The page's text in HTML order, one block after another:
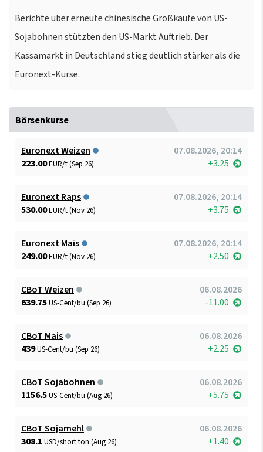
Berichte über erneute chinesische Großkäufe von US-
Sojabohnen stützten den US-Markt Auftrieb. Der
Kassamarkt in Deutschland stieg deutlich stärker als die
Euronext-Kurse.
Börsenkurse
Euronext Weizen
07.08.2026, 20:14
223.00EUR/t (Sep 26) +3.25
Euronext Raps
07.08.2026, 20:14
530.00EUR/t (Nov 26) +3.75
Euronext Mais
07.08.2026, 20:14
249.00EUR/t (Nov 26) +2.50
CBoT Weizen
06.08.2026
639.75US-Cent/bu (Sep 26) -11.00
CBoT Mais
06.08.2026
439US-Cent/bu (Sep 26) +2.25
CBoT Sojabohnen
06.08.2026
1156.5US-Cent/bu (Aug 26) +5.75
CBoT Sojamehl
06.08.2026
308.1 USD/short ton (Aug 26) +1.40